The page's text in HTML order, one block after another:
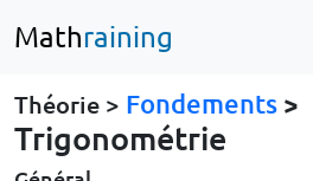
Mathraining
Théorie > Fondements >
Trigonométrie